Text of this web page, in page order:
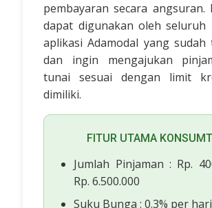
pembayaran secara angsuran.
dapat digunakan oleh seluruh
aplikasi Adamodal yang sudah
dan ingin mengajukan
tunai sesuai dengan limit
dimiliki.
FITUR UTAMA
Jumlah Pinjaman : Rp.
Rp. 6.500.000
Suku Bunga : 0.3% per hari